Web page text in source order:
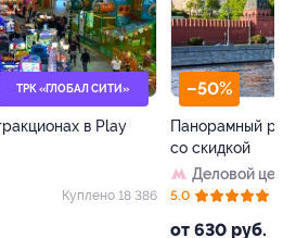
18 386
–50%
Панорамный ресторан на
Деловой центр
5.0 (8)